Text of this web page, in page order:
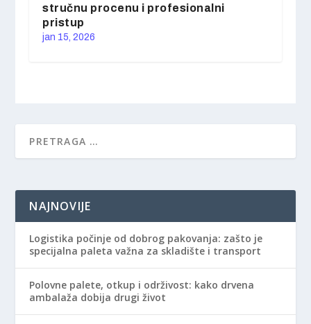
stručnu procenu i profesionalni
pristup
jan 15, 2026
NAJNOVIJE
Logistika počinje od dobrog pakovanja: zašto je
specijalna paleta važna za skladište i transport
Polovne palete, otkup i održivost: kako drvena
ambalaža dobija drugi život